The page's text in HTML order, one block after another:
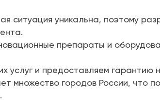
ситуация уникальна, поэтому
препараты и
услуг и предоставляем гарантию
множество городов России, что